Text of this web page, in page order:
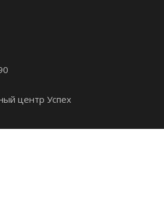
центр Успех